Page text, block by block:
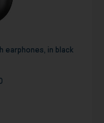
earphones, in black